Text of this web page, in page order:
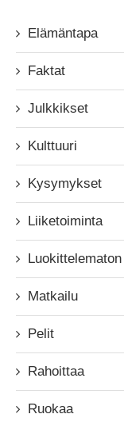
Elämäntapa
Faktat
Julkkikset
Kulttuuri
Kysymykset
Liiketoiminta
Luokittelematon
Matkailu
Pelit
Rahoittaa
Ruokaa